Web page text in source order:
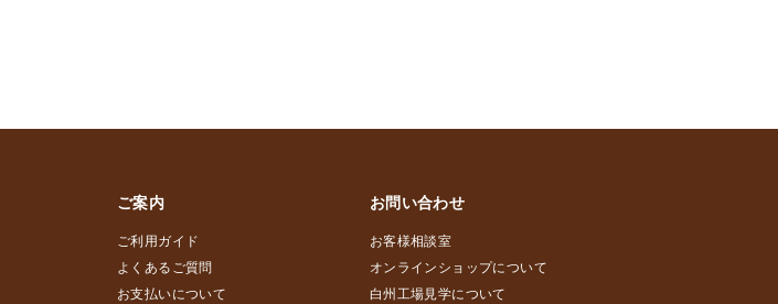
ご案内
ご利用ガイド
よくあるご質問
お支払いについて
お問い合わせ
お客様相談室
オンラインショップについて
白州工場見学について